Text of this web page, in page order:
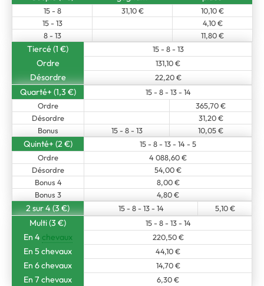
15 - 8 31,10 €
10,10 €
15 - 13
4,10 €
8 - 13
11,80 €
Tiercé (1 €) 15 - 8 - 13
Ordre 131,10 €
Désordre 22,20 €
Quarté+ (1,3 €)
15 - 8 - 13 - 14
Ordre
365,70 €
Désordre
31,20 €
Bonus
15 - 8 - 13 10,05 €
Quinté+ (2 €)
15 - 8 - 13 - 14 - 5
Ordre
4 088,60 €
Désordre
54,00 €
Bonus 4
8,00 €
Bonus 3
4,80 €
2 sur 4 (3 €) 15 - 8 - 13 - 14 5,10 €
Multi (3 €) 15 - 8 - 13 - 14
En 4 chevaux 220,50 €
En 5 chevaux 44,10 €
En 6 chevaux 14,70 €
En 7 chevaux 6,30 €